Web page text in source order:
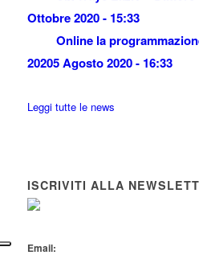
Ottobre 2020 - 15:33
Online la
20205 Agosto 2020 - 16:33
Leggi tutte le news
ISCRIVITI ALLA
Email: